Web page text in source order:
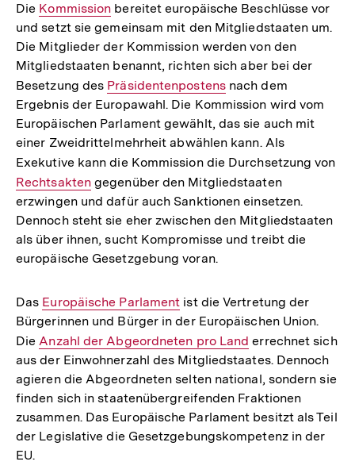
Die Interner
Link:
Kommission bereitet europäische Beschlüsse vor
und setzt sie gemeinsam mit den Mitgliedstaaten um.
Die Mitglieder der Kommission werden von den
Mitgliedstaaten benannt, richten sich aber bei der
Besetzung des Interner
Link:
Präsidentenpostensnach dem
Ergebnis der Europawahl. Die Kommission wird vom
Europäischen Parlament gewählt, das sie auch mit
einer Zweidrittelmehrheit abwählen kann. Als
Exekutive kann die Kommission die Durchsetzung von
Rechtsakten gegenüber den Mitgliedstaaten
erzwingen und dafür auch Sanktionen einsetzen.
Dennoch steht sie eher zwischen den Mitgliedstaaten
als über ihnen, sucht Kompromisse und treibt die
europäische Gesetzgebung voran.
Das Interner
Link:
Europäische Parlament ist die Vertretung der
Bürgerinnen und Bürger in der Europäischen Union.
DieInterner
Link:
Anzahl der Abgeordneten pro Land errechnet sich
aus der Einwohnerzahl des Mitgliedstaates. Dennoch
agieren die Abgeordneten selten national, sondern sie
finden sich in staatenübergreifenden Fraktionen
zusammen. Das Europäische Parlament besitzt als Teil
der Legislative die Gesetzgebungskompetenz in der
EU.